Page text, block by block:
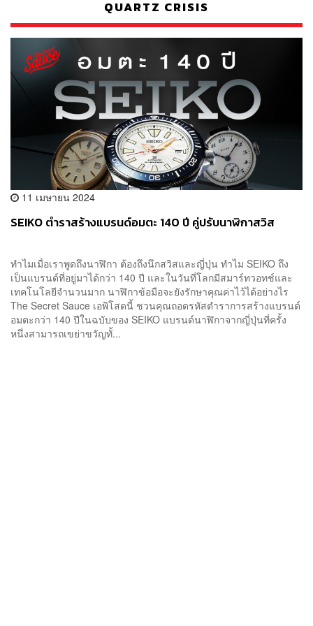
QUARTZ CRISIS
11 เมษายน 2024
SEIKO ตำราสร้างแบรนด์อมตะ 140 ปี คู่ปรับนาฬิกาสวิส
ทำไมเมื่อเราพูดถึงนาฬิกา ต้องถึงนึกสวิสและญี่ปุ่น ทำไม SEIKO ถึง
เป็นแบรนด์ที่อยู่มาได้กว่า 140 ปี และในวันที่โลกมีสมาร์ทวอทช์และ
เทคโนโลยีจำนวนมาก นาฬิกาข้อมือจะยังรักษาคุณค่าไว้ได้อย่างไร
The Secret Sauce เอพิโสดนี้ ชวนคุณถอดรหัสตำราการสร้างแบรนด์
อมตะกว่า 140 ปีในฉบับของ SEIKO แบรนด์นาฬิกาจากญี่ปุ่นที่ครั้ง
หนึ่งสามารถเขย่าขวัญทั้...